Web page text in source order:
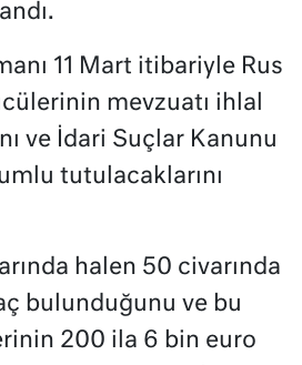
11 Mart itibariyle Rus
mevzuatı ihlal
ve İdari Suçlar Kanunu
tutulacaklarını
halen 50 civarında
bulunduğunu ve bu
200 ila 6 bin euro